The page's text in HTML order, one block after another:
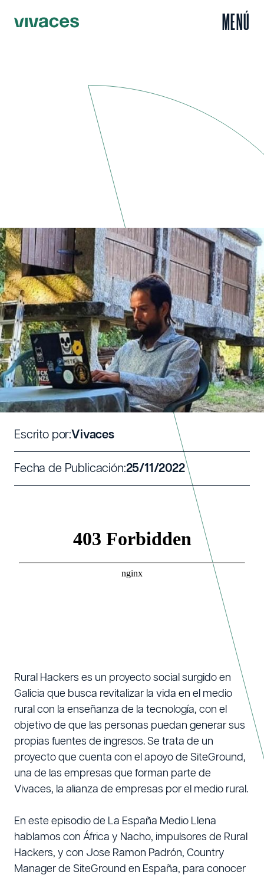
MENÚ
Inicio/Escuchar/Rural Hackers: aprender competencias digitales desde el
medio rural gallego
RURAL HACKERS: APRENDER
COMPETENCIAS DIGITALES
DESDE EL MEDIO RURAL GALLEGO
Escrito por:Vivaces
Fecha de Publicación:25/11/2022
Rural Hackers es un proyecto social surgido en
Galicia que busca revitalizar la vida en el medio
rural con la enseñanza de la tecnología, con el
objetivo de que las personas puedan generar sus
propias fuentes de ingresos. Se trata de un
proyecto que cuenta con el apoyo de SiteGround,
una de las empresas que forman parte de
Vivaces, la alianza de empresas por el medio rural.
En este episodio de La España Medio Llena
hablamos con África y Nacho, impulsores de Rural
Hackers, y con Jose Ramon Padrón, Country
Manager de SiteGround en España, para conocer